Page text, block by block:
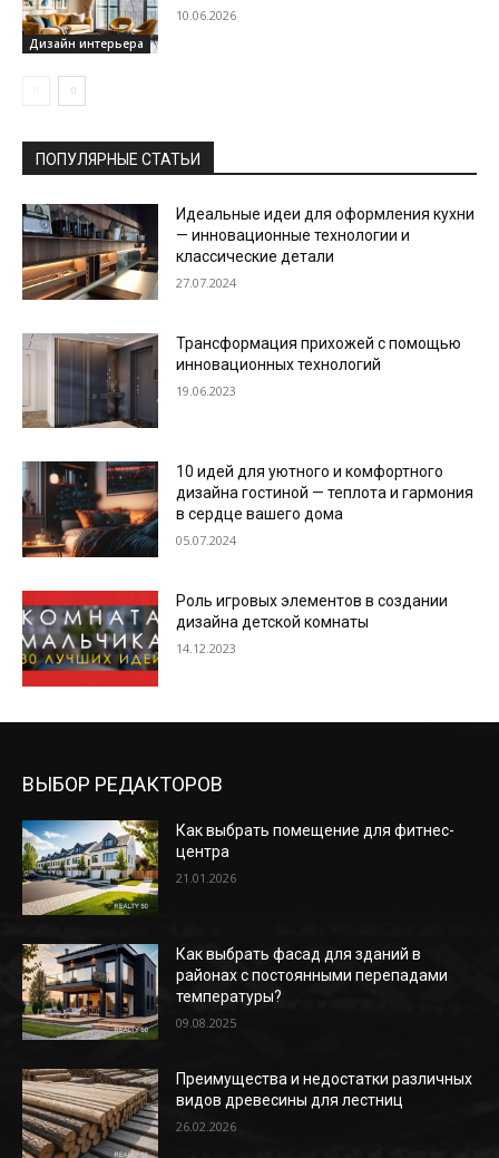
Дизайн интерьера
10.06.2026
ПОПУЛЯРНЫЕ СТАТЬИ
Идеальные идеи для оформления кухни
— инновационные технологии и
классические детали
27.07.2024
Трансформация прихожей с помощью
инновационных технологий
19.06.2023
10 идей для уютного и комфортного
дизайна гостиной — теплота и гармония
в сердце вашего дома
05.07.2024
Роль игровых элементов в создании
дизайна детской комнаты
14.12.2023
ВЫБОР РЕДАКТОРОВ
Как выбрать помещение для фитнес-
центра
21.01.2026
Как выбрать фасад для зданий в
районах с постоянными перепадами
температуры?
09.08.2025
Преимущества и недостатки различных
видов древесины для лестниц
26.02.2026